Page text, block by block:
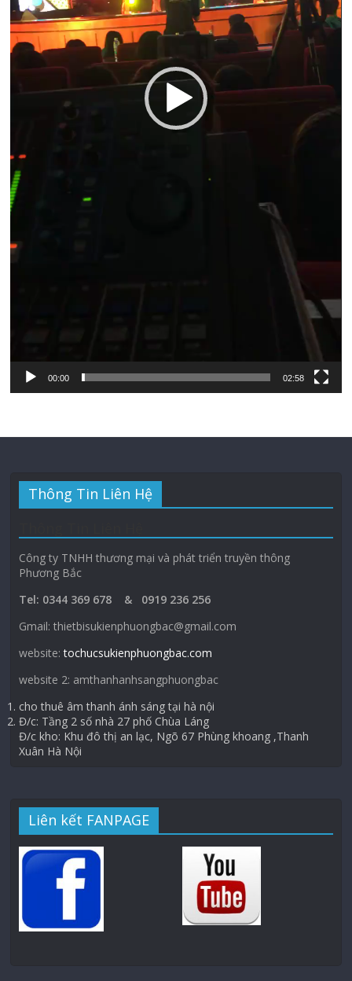
00:00 02:58
Thông Tin Liên Hệ
Công ty TNHH thương mại và phát triển truyền thông
Phương Bắc
Tel: 0344 369 678 & 0919 236 256
Gmail: thietbisukienphuongbac@gmail.com
website:tochucsukienphuongbac.com
website 2: amthanhanhsangphuongbac
cho thuê âm thanh ánh sáng tại hà nội
Đ/c: Tầng 2 số nhà 27 phố Chùa Láng
Đ/c kho: Khu đô thị an lạc, Ngõ 67 Phùng khoang ,Thanh
Xuân Hà Nội
Liên kết FANPAGE